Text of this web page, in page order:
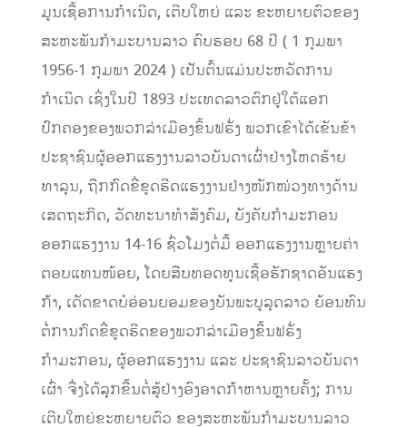
ມູນເຊື້ອການກຳເນີດ, ເຕີບໃຫຍ່ ແລະ ຂະຫຍາຍຕົວຂອງ
ສະຫະພັນກຳມະບານລາວ ຄົບຮອບ 68 ປີ ( 1 ກຸມພາ
1956-1 ກຸມພາ 2024 ) ເປັນຕົ້ນແມ່ນປະຫວັດການ
ກຳເນີດ ເຊິ່ງໃນປີ 1893 ປະເທດລາວຕົກຢູ່ໃຕ້ແອກ
ປົກຄອງຂອງພວກລ່າເມືອງຂຶ້ນຟຣັ່ງ ພວກເຂົາໄດ້ເຂັນຂ້າ
ປະຊາຊົນຜູ້ອອກແຮງງານລາວບັນດາເຜົ່າຢ່າງໂຫດຮ້າຍ
ທາລຸນ, ຖືກກົດຂີ່ຂູດຮີດແຮງງານຢ່າງໜັກໜ່ວງທາງດ້ານ
ເສດຖະກິດ, ວັດທະນາທຳສັງຄົມ, ບັງຄັບກຳມະກອນ
ອອກແຮງງານ 14-16 ຊົ່ວໂມງຕໍ່ມື້ ອອກແຮງງານຫຼາຍຄ່າ
ຕອບແທນໜ້ອຍ, ໂດຍສືບທອດທູນເຊື້ອຮັກຊາດອັນແຮງ
ກ້າ, ເດັດຂາດບໍອ່ອນຍອມຂອງບັນພະບູລຸດລາວ ຍ້ອນທົນ
ຕໍ່ການກົດຂີ່ຂູດຮີດຂອງພວກລ່າເມືອງຂື້ນຟຣັ່ງ
ກຳມະກອນ, ຜູ້ອອກແຮງງານ ແລະ ປະຊາຊົນລາວບັນດາ
ເຜົ່າ ຈື່ງໄດ້ລຸກຂື້ນຕໍ່ສູ້ຢ່າງອົງອາດກ້າຫານຫຼາຍຄັ້ງ; ການ
ເຕີບໃຫຍ່ຂະຫຍາຍຕົວ ຂອງສະຫະພັນກຳມະບານລາວ